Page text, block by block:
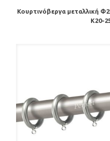
Κουρτινόβεργα μεταλλική
Κ20-